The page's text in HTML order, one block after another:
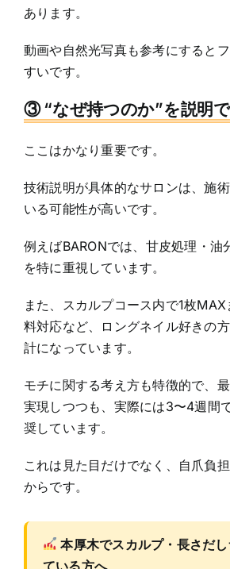
あります。
動画や自然光写真も参考にすると
すいです。
③ “なぜ持つのか”を説明
ここはかなり重要です。
技術説明が具体的なサロンは、施
いる可能性が高いです。
例えばBARONでは、甘皮処理・油
を特に重視しています。
また、スカルプコース内で1枚
料対応など、ロングネイル好きの
計になっています。
モチに関する考え方も特徴的で、
実現しつつも、実際には3〜4週間
奨しています。
これは見た目だけでなく、自爪負
からです。
本厚木でスカルプ・長さだ
ている方へ